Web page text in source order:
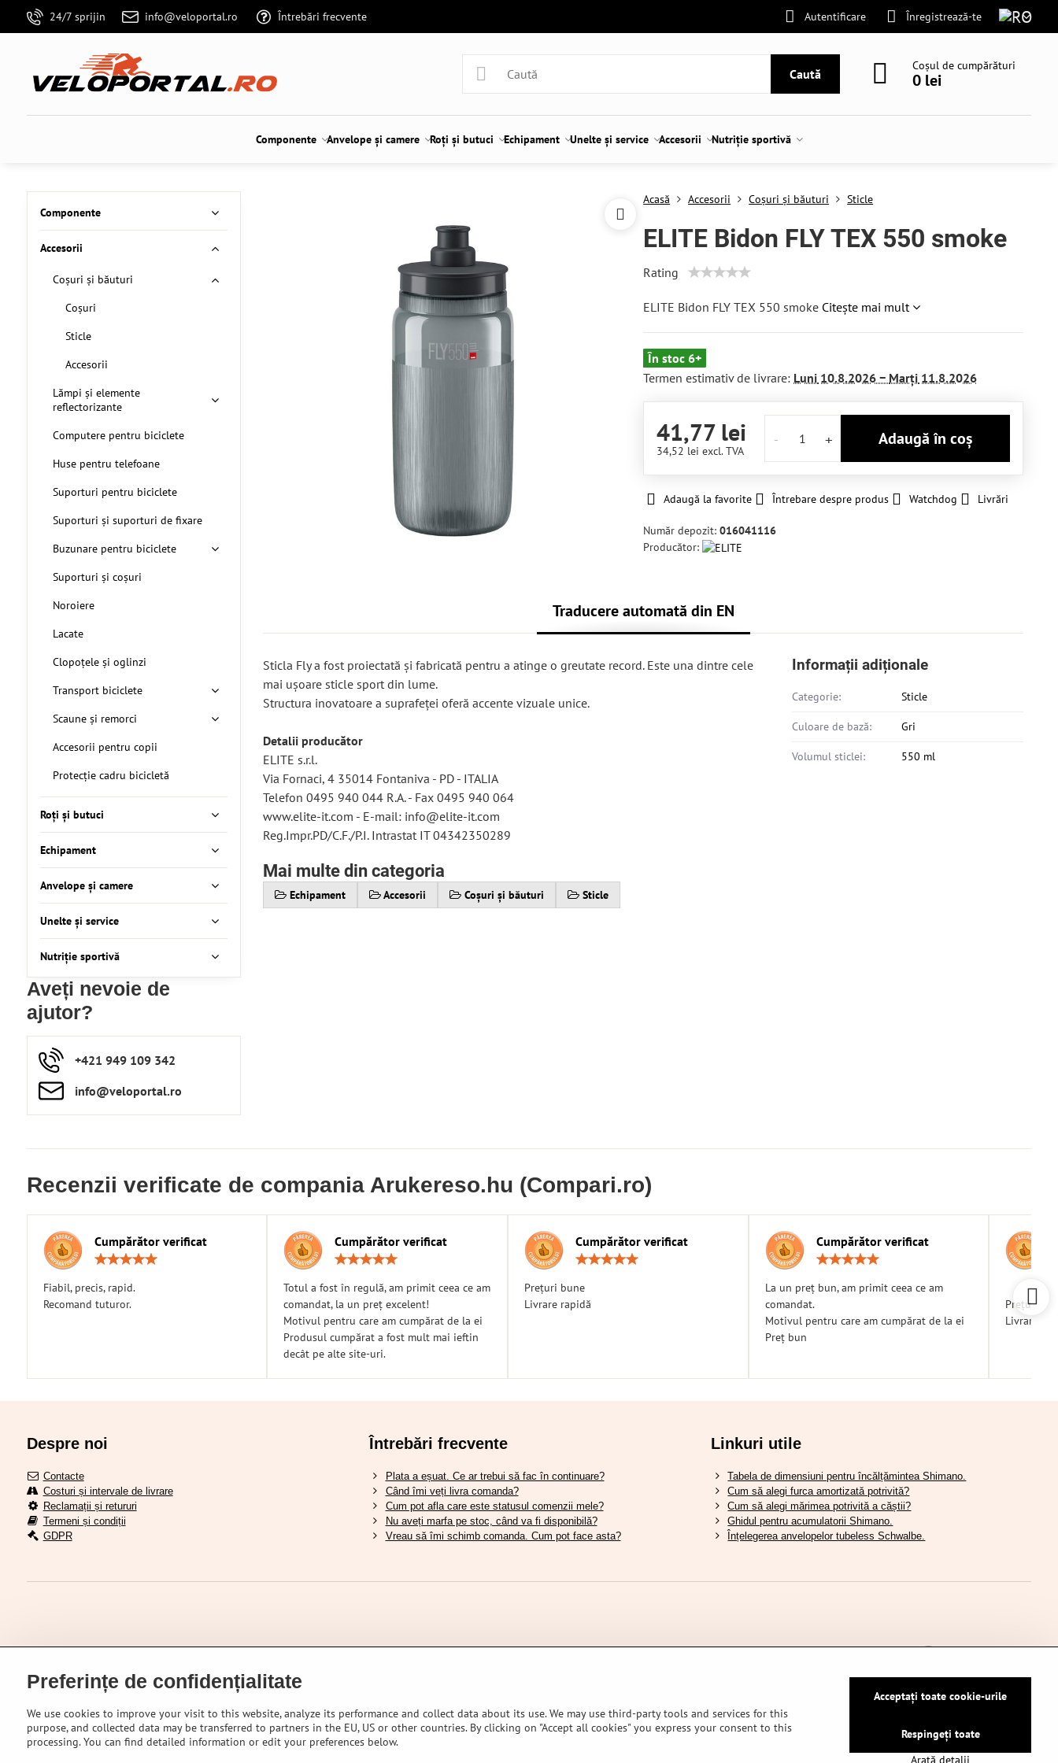
24/7 sprijin info@veloportal.ro Întrebări frecvente Autentificare Înregistrează-te
Caută
Coșul de cumpărături
0 lei
Componente Anvelope și camere Roți și butuci Echipament Unelte și service Accesorii Nutriție sportivă
Acasă Accesorii Coșuri și băuturi Sticle
ELITE Bidon FLY TEX 550 smoke
Rating
ELITE Bidon FLY TEX 550 smoke Citește mai mult
În stoc 6+
Termen estimativ de livrare: Luni 10.8.2026 − Marți 11.8.2026
41,77 lei
34,52 leiexcl. TVA
Adaugă în coș
Adaugă la favorite Întrebare despre produs Watchdog Livrări
Număr depozit:016041116
Producător:
Traducere automată din EN
Sticla Fly a fost proiectată și fabricată pentru a atinge o greutate record. Este una dintre cele
mai ușoare sticle sport din lume.
Structura inovatoare a suprafeței oferă accente vizuale unice.
Detalii producător
ELITE s.r.l.
Via Fornaci, 4 35014 Fontaniva - PD - ITALIA
Telefon 0495 940 044 R.A. - Fax 0495 940 064
www.elite-it.com - E-mail: info@elite-it.com
Reg.Impr.PD/C.F./P.I. Intrastat IT 04342350289
Mai multe din categoria
Echipament Accesorii Coșuri și băuturi Sticle
Informații adiționale
Categorie: Sticle
Culoare de bază: Gri
Volumul sticlei: 550 ml
Componente
Accesorii
Coșuri și băuturi
Coșuri
Sticle
Accesorii
Lămpi și elemente
reflectorizante
Computere pentru biciclete
Huse pentru telefoane
Suporturi pentru biciclete
Suporturi și suporturi de fixare
Buzunare pentru biciclete
Suporturi și coșuri
Noroiere
Lacate
Clopoțele și oglinzi
Transport biciclete
Scaune și remorci
Accesorii pentru copii
Protecție cadru bicicletă
Roți și butuci
Echipament
Anvelope și camere
Unelte și service
Nutriție sportivă
Aveți nevoie de
ajutor?
+421 949 109 342
info​​@veloportal​.ro
Recenzii verificate de compania Arukereso.hu (Compari.ro)
Cumpărător verificat
Fiabil, precis, rapid.
Recomand tuturor.
Cumpărător verificat
/
5
Totul a fost în regulă, am primit ceea ce am
comandat, la un preț excelent!
Motivul pentru care am cumpărat de la ei
Produsul cumpărat a fost mult mai ieftin
decât pe alte site-uri.
Cumpărător verificat
Prețuri bune
Livrare rapidă
Cumpărător verificat
/
5
La un preț bun, am primit ceea ce am
comandat.
Motivul pentru care am cumpărat de la ei
Preț bun
Prețuri
Livrare
Despre noi
Contacte
Costuri și intervale de livrare
Reclamații și retururi
Termeni și condiții
GDPR
Întrebări frecvente
Plata a eșuat. Ce ar trebui să fac în continuare?
Când îmi veți livra comanda?
Cum pot afla care este statusul comenzii mele?
Nu aveți marfa pe stoc, când va fi disponibilă?
Vreau să îmi schimb comanda. Cum pot face asta?
Linkuri utile
Tabela de dimensiuni pentru încălțămintea Shimano.
Cum să alegi furca amortizată potrivită?
Cum să alegi mărimea potrivită a căștii?
Ghidul pentru acumulatorii Shimano.
Înțelegerea anvelopelor tubeless Schwalbe.
Preferințe de confidențialitate
We use cookies to improve your visit to this website, analyze its performance and collect data about its use. We may use third-party tools and services for this
purpose, and collected data may be transferred to partners in the EU, US or other countries. By clicking on "Accept all cookies" you express your consent to this
processing. You can find detailed information or edit your preferences below.
Arată detalii
Acceptați toate cookie-urile
Respingeți toate